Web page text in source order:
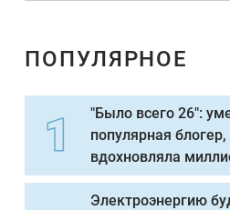
ПОПУЛЯРНОЕ
"Было всего 26":
популярная
вдохновляла
Электроэнергию